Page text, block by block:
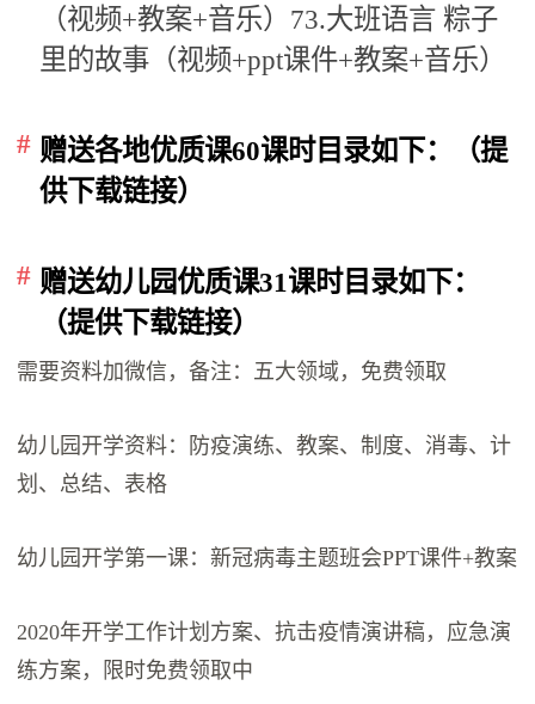
（视频+教案+音乐）73.大班语言 粽子
里的故事（视频+ppt课件+教案+音乐）
赠送各地优质课60课时目录如下：（提
供下载链接）
赠送幼儿园优质课31课时目录如下：
（提供下载链接）
需要资料加微信，备注：五大领域，免费领取
幼儿园开学资料：防疫演练、教案、制度、消毒、计
划、总结、表格
幼儿园开学第一课：新冠病毒主题班会PPT课件+教案
2020年开学工作计划方案、抗击疫情演讲稿，应急演
练方案，限时免费领取中